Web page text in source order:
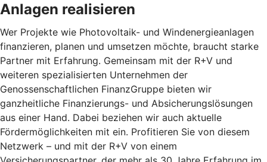
Anlagen realisieren
Wer Projekte wie Photovoltaik- und Windenergieanlagen
finanzieren, planen und umsetzen möchte, braucht starke
Partner mit Erfahrung. Gemeinsam mit der R+V und
weiteren spezialisierten Unternehmen der
Genossenschaftlichen FinanzGruppe bieten wir
ganzheitliche Finanzierungs- und Absicherungslösungen
aus einer Hand. Dabei beziehen wir auch aktuelle
Fördermöglichkeiten mit ein. Profitieren Sie von diesem
Netzwerk – und mit der R+V von einem